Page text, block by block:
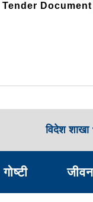
Tender Document
विदेश शाखा